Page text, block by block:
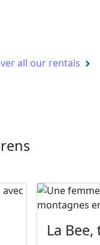
all our rentals
La